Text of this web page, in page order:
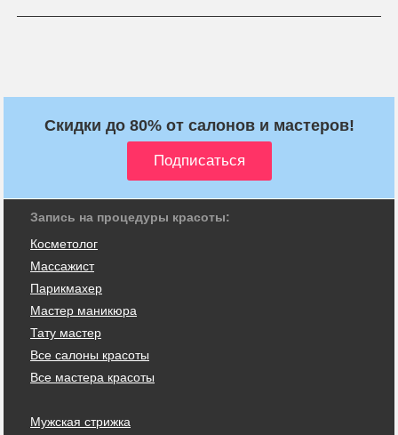
Скидки до 80% от салонов и мастеров!
Запись на процедуры красоты:
Косметолог
Массажист
Парикмахер
Мастер маникюра
Тату мастер
Все салоны красоты
Все мастера красоты
Мужская стрижка